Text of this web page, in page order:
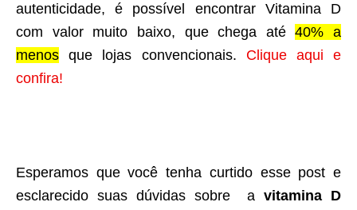
autenticidade, é possível encontrar Vitamina D
com valor muito baixo, que chega até40% a
menos que lojas convencionais. Clique aqui e
confira!
Esperamos que você tenha curtido esse post e
esclarecido suas dúvidas sobre avitamina D